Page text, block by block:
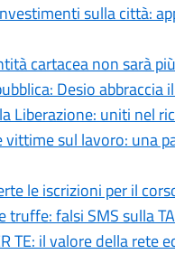
sulla città:
cartacea non sarà
Desio
Liberazione: uniti nel
vittime sul lavoro: una
le iscrizioni per il
truffe: falsi SMS sulla
TE: il valore della